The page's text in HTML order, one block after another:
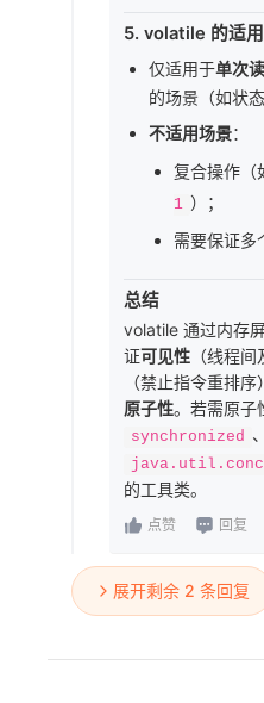
5. volatile 的适
仅适用于单次
的场景（如状
不适用场景：
复合操作（
1 ）；
需要保证多
总结
volatile 通过内存
证可见性 （线程
（禁止指令重排序
原子性。若需原子
synchronized 、
的工具类。
点赞 回复
展开剩余 2 条回复